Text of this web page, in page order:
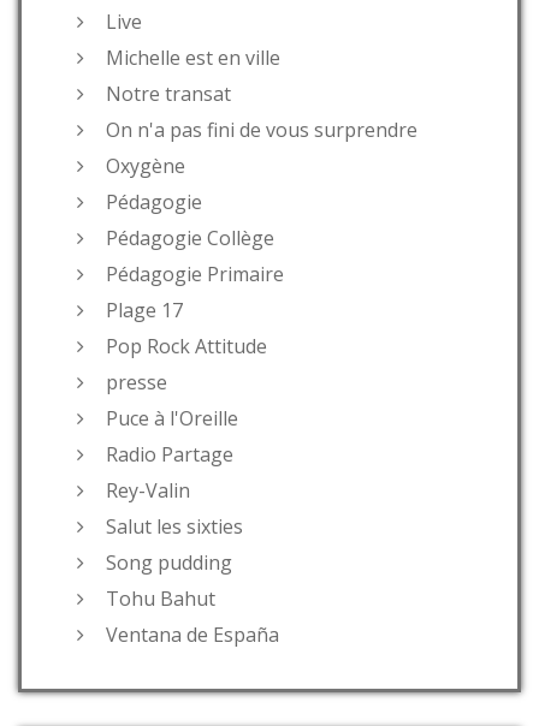
Live
Michelle est en ville
Notre transat
On n'a pas fini de vous surprendre
Oxygène
Pédagogie
Pédagogie Collège
Pédagogie Primaire
Plage 17
Pop Rock Attitude
presse
Puce à l'Oreille
Radio Partage
Rey-Valin
Salut les sixties
Song pudding
Tohu Bahut
Ventana de España